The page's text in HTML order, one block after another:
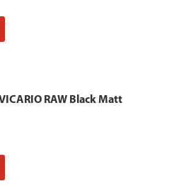
RAW Black Matt